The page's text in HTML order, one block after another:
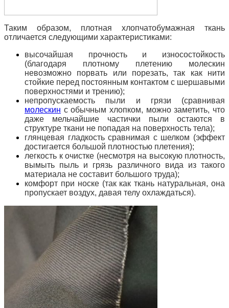
Таким образом, плотная хлопчатобумажная ткань
отличается следующими характеристиками:
высочайшая прочность и износостойкость
(благодаря плотному плетению молескин
невозможно порвать или порезать, так как нити
стойкие перед постоянным контактом с шершавыми
поверхностями и трению);
непропускаемость пыли и грязи (сравнивая
молескин с обычным хлопком, можно заметить, что
даже мельчайшие частички пыли остаются в
структуре ткани не попадая на поверхность тела);
глянцевая гладкость сравнимая с шелком (эффект
достигается большой плотностью плетения);
легкость к очистке (несмотря на высокую плотность,
вымыть пыль и грязь различного вида из такого
материала не составит большого труда);
комфорт при носке (так как ткань натуральная, она
пропускает воздух, давая телу охлаждаться).